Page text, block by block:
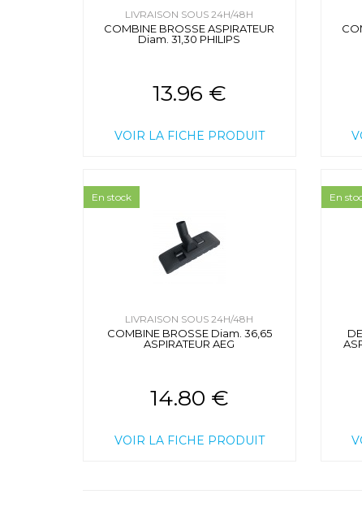
LIVRAISON SOUS 24H/48H
COMBINE BROSSE ASPIRATEUR
Diam. 31,30 PHILIPS
13.96 €
VOIR LA FICHE PRODUIT
LIVRAISON SOUS 24H/48H
COMBINE BROSSE Diam. 36,65
ASPIRATEUR AEG
14.80 €
VOIR LA FICHE PRODUIT
En stock En